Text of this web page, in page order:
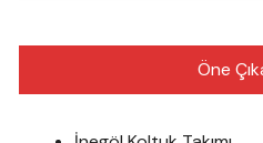
Öne